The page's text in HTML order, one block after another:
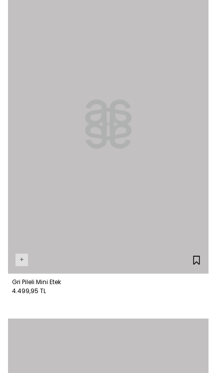
+
Gri Pileli Mini Etek
4.499,95 TL